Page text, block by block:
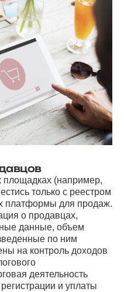
площадках (например,
только с реестром
платформы для продаж.
о продавцах,
данные, объем
по ним
на контроль доходов
деятельность
и уплаты